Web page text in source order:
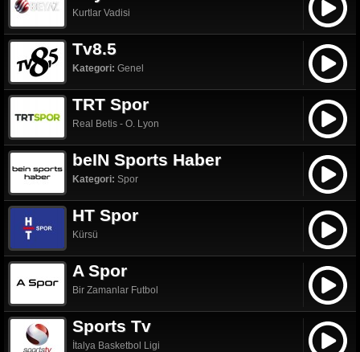
Kurtlar Vadisi
Tv8.5
Kategori: Genel
TRT Spor
Real Betis - O. Lyon
beIN Sports Haber
Kategori: Spor
HT Spor
Kürsü
A Spor
Bir Zamanlar Futbol
Sports Tv
İtalya Basketbol Ligi